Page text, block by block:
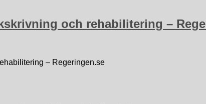
och rehabilitering –
– Regeringen.se